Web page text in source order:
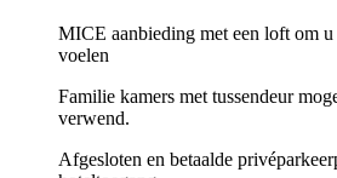
MICE aanbieding met een loft om u
voelen
Familie kamers met tussendeur
verwend.
Afgesloten en betaalde